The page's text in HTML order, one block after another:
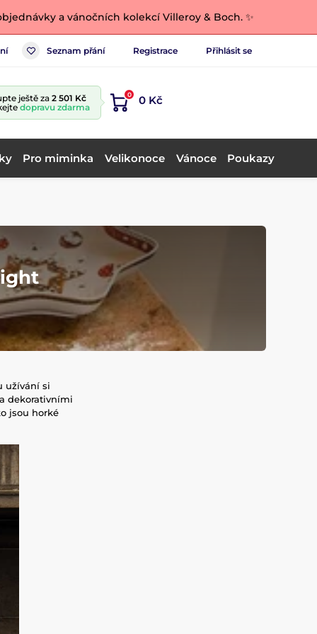
a vánočních kolekcí Villeroy & Boch. ✨
Seznam přání Registrace Přihlásit se
ještě za 2 501 Kč
dopravu zdarma
0 0 Kč
Pro miminka Velikonoce Vánoce Poukazy
užívání si
dekorativními
jsou horké